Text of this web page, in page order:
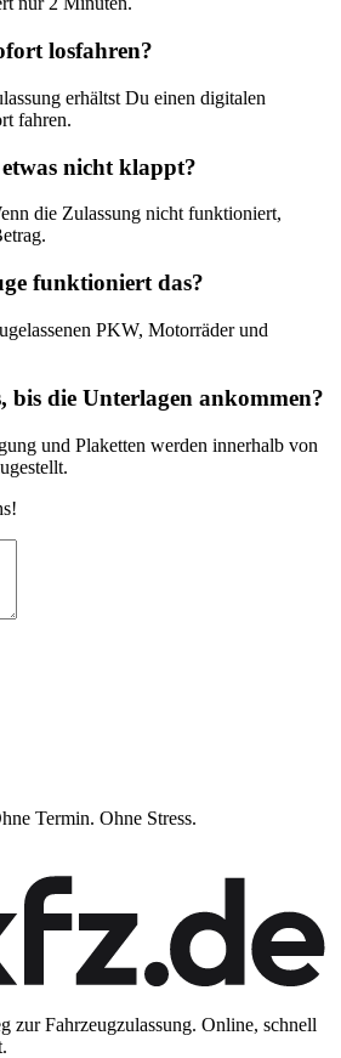
losfahren?
erhältst Du einen digitalen
fahren.
nicht klappt?
die Zulassung nicht funktioniert,
funktioniert das?
PKW, Motorräder und
bis die Unterlagen ankommen?
und Plaketten werden innerhalb von
Termin. Ohne Stress.
zur Fahrzeugzulassung. Online, schnell